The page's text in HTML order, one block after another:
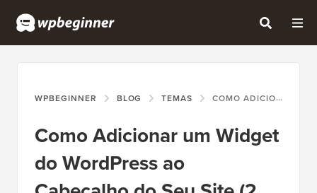
WPBEGINNER BLOG TEMAS COMO ADICIONAR UM WIDGET DO WORDPRESS AO CABEÇALHO DO SEU SITE (2 MANEIRAS)
Como Adicionar um Widget
do WordPress ao